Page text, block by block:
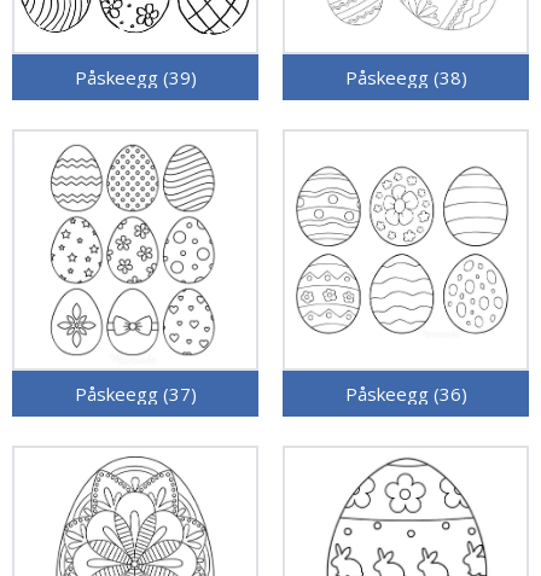
Påskeegg (39) Påskeegg (38)
Påskeegg (37) Påskeegg (36)